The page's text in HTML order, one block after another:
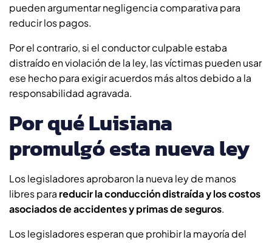
pueden argumentar negligencia comparativa para
reducir los pagos.
Por el contrario, si el conductor culpable estaba
distraído en violación de la ley, las víctimas pueden usar
ese hecho para exigir acuerdos más altos debido a la
responsabilidad agravada.
Por qué Luisiana
promulgó esta nueva ley
Los legisladores aprobaron la nueva ley de manos
libres para reducir la conducción distraída y los costos
asociados de accidentes y primas de seguros.
Los legisladores esperan que prohibir la mayoría del